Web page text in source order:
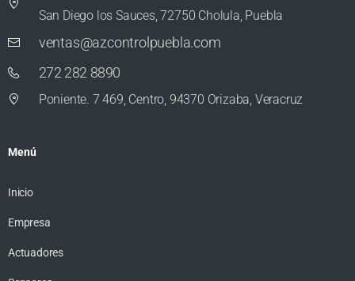
San Diego los Sauces, 72750 Cholula, Puebla
ventas@azcontrolpuebla.com
272 282 8890
Poniente. 7 469, Centro, 94370 Orizaba, Veracruz
Menú
Inicio
Empresa
Actuadores